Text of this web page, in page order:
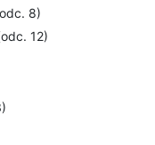
8)
12)